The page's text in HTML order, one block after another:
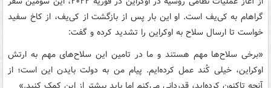
گراهام به کی‌یف است. او این بار پس از بازگشت از کی‌یف، از کاخ سفید
خواست تا ارسال سلاح به اوکراین را تشدید کرده و گفت:
«برخی سلاح‌ها مهم هستند و ما در تامین این سلاح‌های مهم به ارتش
اوکراین، خیلی کُند عمل کرده‌ایم. پیام من به دولت بایدن این است؛ از
آنچه تاکنون کرده‌اید، قدردانی می‌کنم اما باید بیشتر از این کمک کنید.»